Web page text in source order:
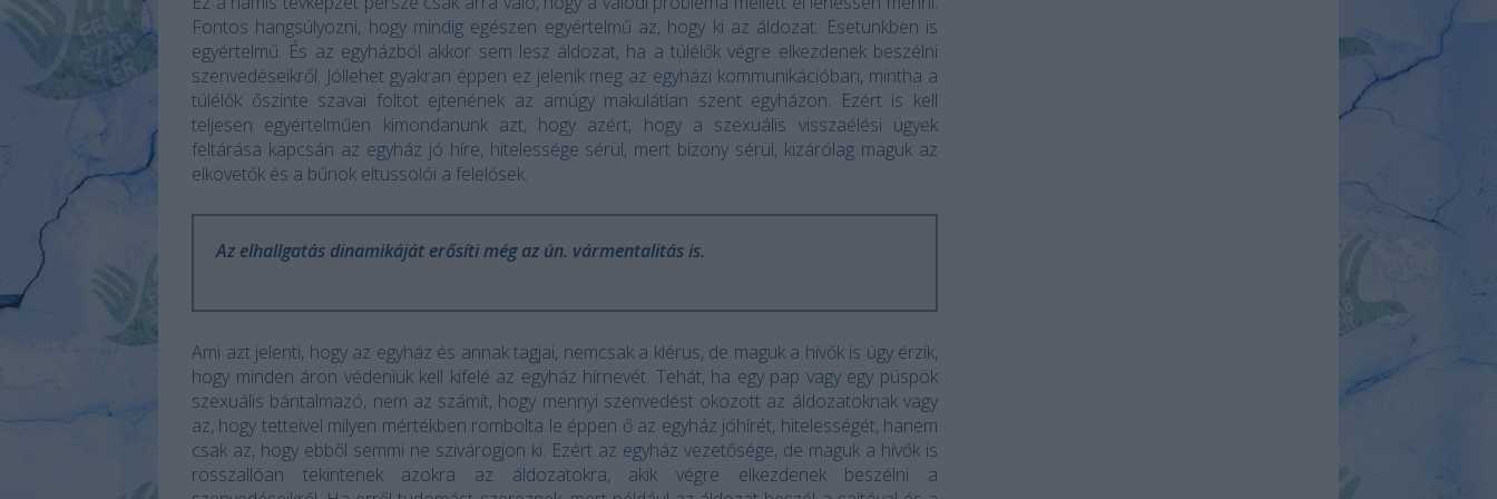
Fontos hangsúlyozni, hogy mindig egészen egyértelmű az, hogy ki az áldozat. Esetünkben is
egyértelmű. És az egyházból akkor sem lesz áldozat, ha a túlélők végre elkezdenek beszélni
szenvedéseikről. Jóllehet gyakran éppen ez jelenik meg az egyházi kommunikációban, mintha a
túlélők őszinte szavai foltot ejtenének az amúgy makulátlan szent egyházon. Ezért is kell
teljesen egyértelműen kimondanunk azt, hogy azért, hogy a szexuális visszaélési ügyek
feltárása kapcsán az egyház jó híre, hitelessége sérül, mert bizony sérül, kizárólag maguk az
elkövetők és a bűnök eltussolói a felelősek.
Az elhallgatás dinamikáját erősíti még az ún. vármentalitás is.
Ami azt jelenti, hogy az egyház és annak tagjai, nemcsak a klérus, de maguk a hívők is úgy érzik,
hogy minden áron védeniük kell kifelé az egyház hírnevét. Tehát, ha egy pap vagy egy püspök
szexuális bántalmazó, nem az számít, hogy mennyi szenvedést okozott az áldozatoknak vagy
az, hogy tetteivel milyen mértékben rombolta le éppen ő az egyház jóhírét, hitelességét, hanem
csak az, hogy ebből semmi ne szivárogjon ki. Ezért az egyház vezetősége, de maguk a hívők is
rosszallóan tekintenek azokra az áldozatokra, akik végre elkezdenek beszélni a